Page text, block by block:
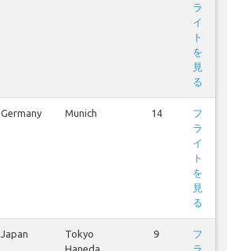
ラ
イ
ト
を
見
る
Germany Munich 14
フ
ラ
イ
ト
を
見
る
Japan
Tokyo
Haneda
9
フ
ラ